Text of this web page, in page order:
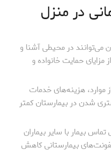
در منزل
می‌توانند در محیطی آشنا و
مزایای حمایت خانواده و
موارد، هزینه‌های خدمات
شدن در بیمارستان کمتر
بیمار با سایر بیماران
بیمارستانی کاهش